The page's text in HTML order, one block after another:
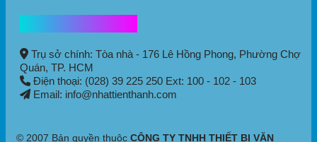
Trụ sở chính: Tòa nhà - 176 Lê Hồng Phong, Phường Chợ
Quán, TP. HCM
Điện thoại: (028) 39 225 250 Ext: 100 - 102 - 103
Email: info@nhattienthanh.com
© 2007 Bản quyền thuộc CÔNG TY TNHH THIẾT BỊ VĂN